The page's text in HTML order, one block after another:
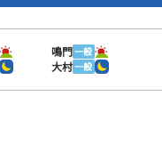
鳴門一般
大村一般